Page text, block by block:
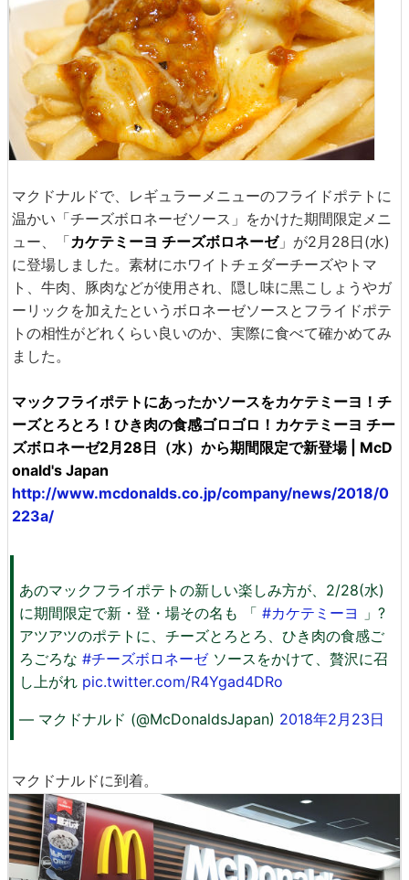
マクドナルドで、レギュラーメニューのフライドポテトに
温かい「チーズボロネーゼソース」をかけた期間限定メニ
ュー、「カケテミーヨ チーズボロネーゼ」が2月28日(水)
に登場しました。素材にホワイトチェダーチーズやトマ
ト、牛肉、豚肉などが使用され、隠し味に黒こしょうやガ
ーリックを加えたというボロネーゼソースとフライドポテ
トの相性がどれくらい良いのか、実際に食べて確かめてみ
ました。
マックフライポテトにあったかソースをカケテミーヨ！チ
ーズとろとろ！ひき肉の食感ゴロゴロ！カケテミーヨ チー
ズボロネーゼ2月28日（水）から期間限定で新登場 | McD
onald's Japan
http://www.mcdonalds.co.jp/company/news/2018/0
223a/
あのマックフライポテトの新しい楽しみ方が、2/28(水)
に期間限定で新・登・場その名も 「 #カケテミーヨ
」?
アツアツのポテトに、チーズとろとろ、ひき肉の食感ご
ろごろな #チーズボロネーゼソースをかけて、贅沢に召
し上がれ pic.twitter.com/R4Ygad4DRo
— マクドナルド (@McDonaldsJapan) 2018年2月23日
マクドナルドに到着。